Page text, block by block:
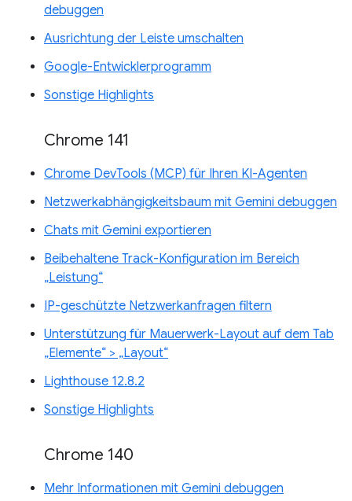
debuggen
Ausrichtung der Leiste umschalten
Google-Entwicklerprogramm
Sonstige Highlights
Chrome 141
Chrome DevTools (MCP) für Ihren KI-Agenten
Netzwerkabhängigkeitsbaum mit Gemini debuggen
Chats mit Gemini exportieren
Beibehaltene Track-Konfiguration im Bereich
„Leistung“
IP-geschützte Netzwerkanfragen filtern
Unterstützung für Mauerwerk-Layout auf dem Tab
„Elemente“ > „Layout“
Lighthouse 12.8.2
Sonstige Highlights
Chrome 140
Mehr Informationen mit Gemini debuggen